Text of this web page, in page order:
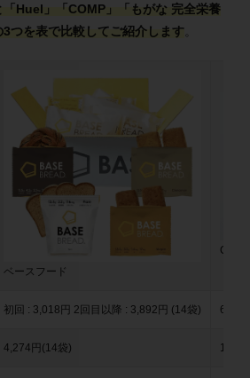
「Huel」「COMP」「もがな 完全栄養
つを表で比較してご紹介します
ベースフード
初回 : 3,018円 2回目以降 : 3,892円 (14袋) 6,650
4,274円(14袋) 1,000